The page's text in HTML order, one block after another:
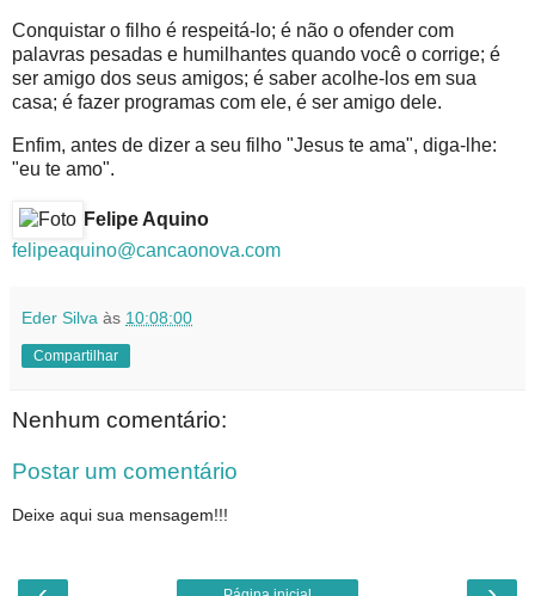
Conquistar o filho é respeitá-lo; é não o ofender com
palavras pesadas e humilhantes quando você o corrige; é
ser amigo dos seus amigos; é saber acolhe-los em sua
casa; é fazer programas com ele, é ser amigo dele.
Enfim, antes de dizer a seu filho "Jesus te ama", diga-lhe:
"eu te amo".
Felipe Aquino
felipeaquino@cancaonova.com
Eder Silva às 10:08:00
Compartilhar
Nenhum comentário:
Postar um comentário
Deixe aqui sua mensagem!!!